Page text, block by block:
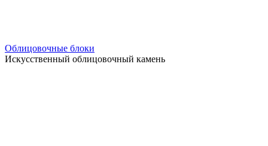
Облицовочные блоки
Искусственный облицовочный камень